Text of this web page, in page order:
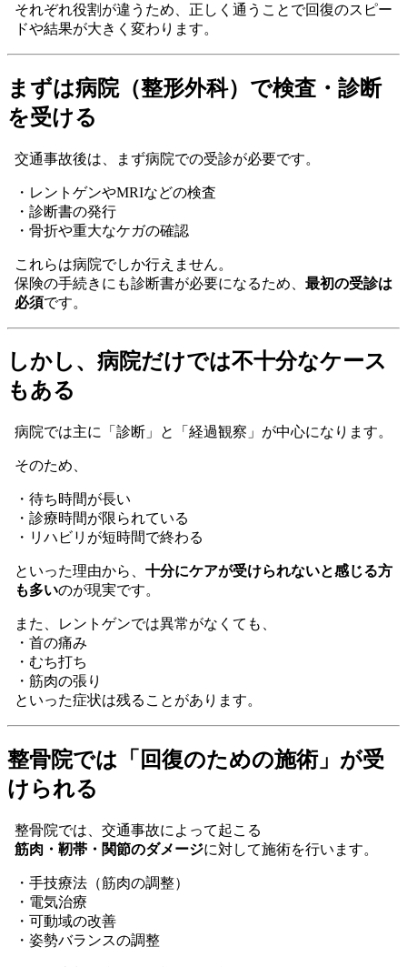
それぞれ役割が違うため、正しく通うことで回復のスピー
ドや結果が大きく変わります。
まずは病院（整形外科）で検査・診断
を受ける
交通事故後は、まず病院での受診が必要です。
・レントゲンやMRIなどの検査
・診断書の発行
・骨折や重大なケガの確認
これらは病院でしか行えません。
保険の手続きにも診断書が必要になるため、 最初の受診は
必須です。
しかし、病院だけでは不十分なケース
もある
病院では主に「診断」と「経過観察」が中心になります。
そのため、
・待ち時間が長い
・診療時間が限られている
・リハビリが短時間で終わる
といった理由から、 十分にケアが受けられないと感じる方
も多いのが現実です。
また、レントゲンでは異常がなくても、
・首の痛み
・むち打ち
・筋肉の張り
といった症状は残ることがあります。
整骨院では「回復のための施術」が受
けられる
整骨院では、交通事故によって起こる
筋肉・靭帯・関節のダメージに対して施術を行います。
・手技療法（筋肉の調整）
・電気治療
・可動域の改善
・姿勢バランスの調整